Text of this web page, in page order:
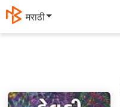
मराठी